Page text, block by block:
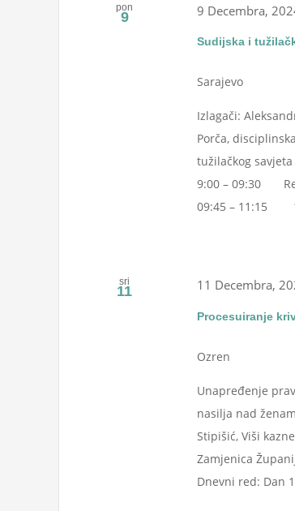
pon
9
Sudijska i
9 Decembra,
Sarajevo
Izlagači:
Porča,
tužilačkog
9:00 – 09:30
09:45 – 11:15
sri
11
Procesuiranje
11 Decembra,
Ozren
Unapređenje
nasilja nad
Stipišić, Viši
Zamjenica
Dnevni red: Dan